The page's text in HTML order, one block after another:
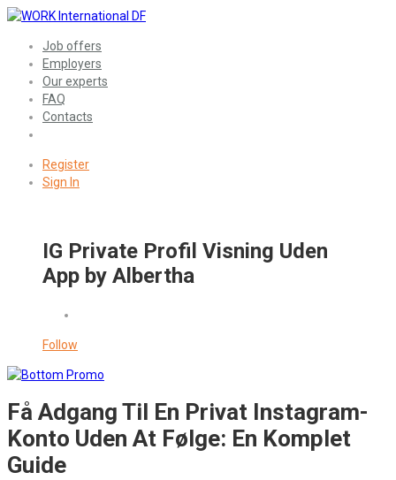
Job offers
Employers
Our experts
FAQ
Contacts
Register
Sign In
IG Private Profil Visning Uden
App by Albertha
Follow
Få Adgang Til En Privat Instagram-
Konto Uden At Følge: En Komplet
Guide